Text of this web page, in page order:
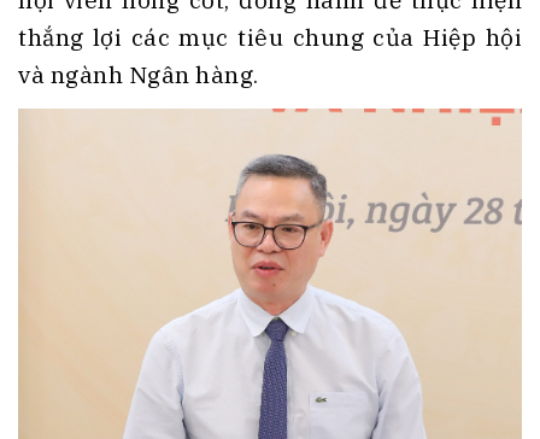
thắng lợi các mục tiêu chung của Hiệp hội
và ngành Ngân hàng.